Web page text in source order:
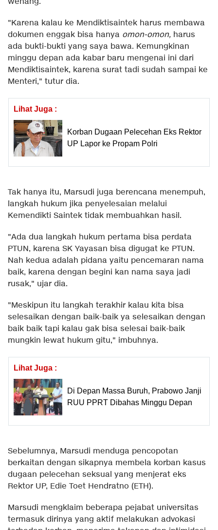
"Karena kalau ke Mendiktisaintek harus membawa
dokumen enggak bisa hanya omon-omon, harus
ada bukti-bukti yang saya bawa. Kemungkinan
minggu depan ada kabar baru mengenai ini dari
Mendiktisaintek, karena surat tadi sudah sampai ke
Menteri," tutur dia.
Lihat Juga :
Korban Dugaan Pelecehan Eks Rektor
UP Lapor ke Propam Polri
Tak hanya itu, Marsudi juga berencana menempuh,
langkah hukum jika penyelesaian melalui
Kemendikti Saintek tidak membuahkan hasil.
"Ada dua langkah hukum pertama bisa perdata
PTUN, karena SK Yayasan bisa digugat ke PTUN.
Nah kedua adalah pidana yaitu pencemaran nama
baik, karena dengan begini kan nama saya jadi
rusak," ujar dia.
"Meskipun itu langkah terakhir kalau kita bisa
selesaikan dengan baik-baik ya selesaikan dengan
baik baik tapi kalau gak bisa selesai baik-baik
mungkin lewat hukum gitu," imbuhnya.
Lihat Juga :
Di Depan Massa Buruh, Prabowo Janji
RUU PPRT Dibahas Minggu Depan
Sebelumnya, Marsudi menduga pencopotan
berkaitan dengan sikapnya membela korban kasus
dugaan pelecehan seksual yang menjerat eks
Rektor UP, Edie Toet Hendratno (ETH).
Marsudi mengklaim beberapa pejabat universitas
termasuk dirinya yang aktif melakukan advokasi